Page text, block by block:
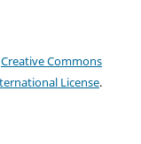
Creative Commons
License.